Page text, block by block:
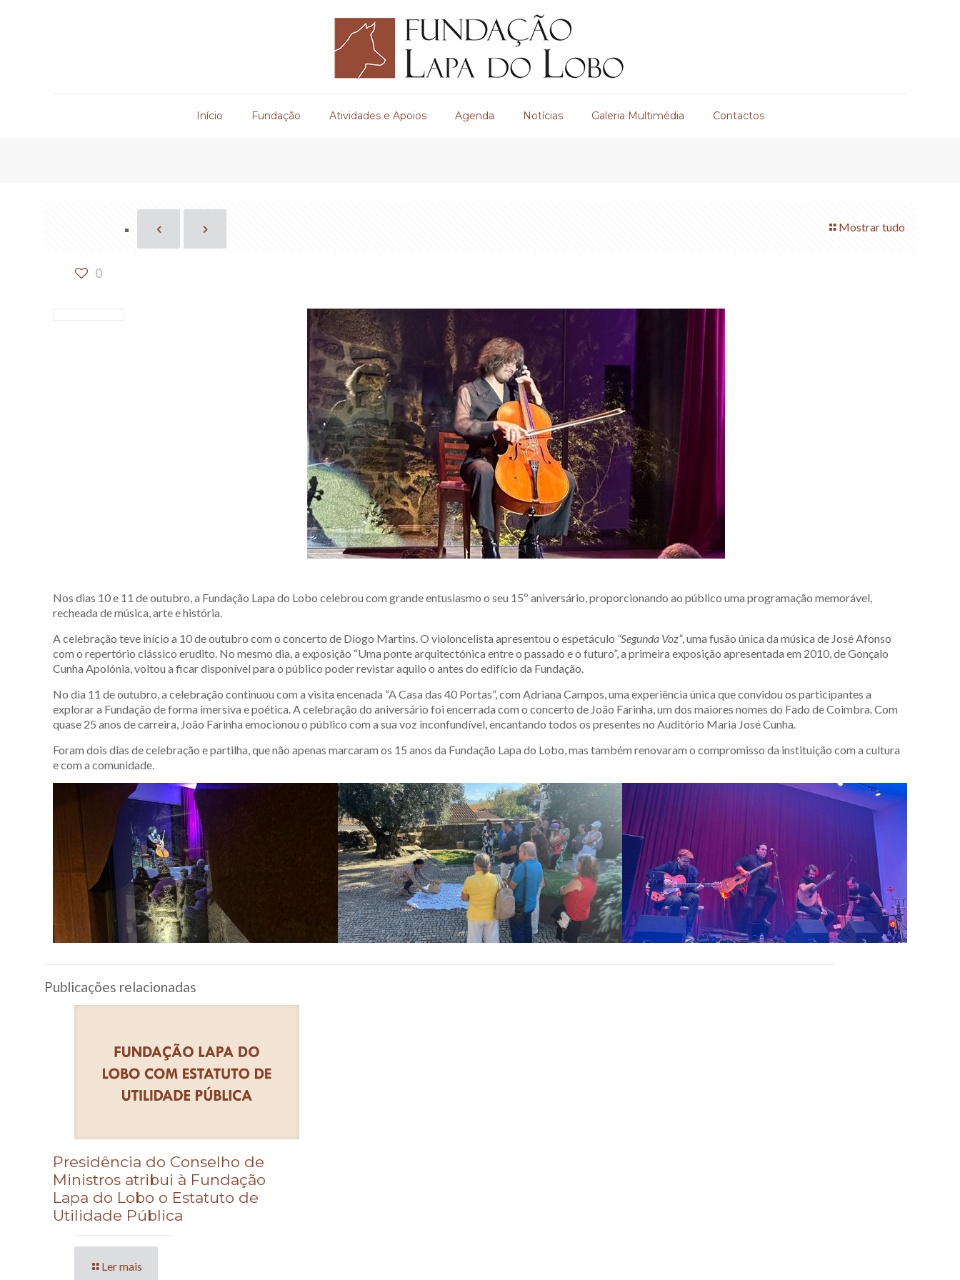
Início Fundação Atividades e Apoios Agenda Notícias Galeria Multimédia Contactos
Mostrar tudo
0
Nos dias 10 e 11 de outubro, a Fundação Lapa do Lobo celebrou com grande entusiasmo o seu 15º aniversário, proporcionando ao público uma programação memorável,
recheada de música, arte e história.
A celebração teve início a 10 de outubro com o concerto de Diogo Martins. O violoncelista apresentou o espetáculo “Segunda Voz”, uma fusão única da música de José Afonso
com o repertório clássico erudito. No mesmo dia, a exposição “Uma ponte arquitectónica entre o passado e o futuro”, a primeira exposição apresentada em 2010, de Gonçalo
Cunha Apolónia, voltou a ficar disponível para o público poder revistar aquilo o antes do edifício da Fundação.
No dia 11 de outubro, a celebração continuou com a visita encenada “A Casa das 40 Portas”, com Adriana Campos, uma experiência única que convidou os participantes a
explorar a Fundação de forma imersiva e poética. A celebração do aniversário foi encerrada com o concerto de João Farinha, um dos maiores nomes do Fado de Coimbra. Com
quase 25 anos de carreira, João Farinha emocionou o público com a sua voz inconfundível, encantando todos os presentes no Auditório Maria José Cunha.
Foram dois dias de celebração e partilha, que não apenas marcaram os 15 anos da Fundação Lapa do Lobo, mas também renovaram o compromisso da instituição com a cultura
e com a comunidade.
Publicações relacionadas
Presidência do Conselho de
Ministros atribui à Fundação
Lapa do Lobo o Estatuto de
Utilidade Pública
Ler mais